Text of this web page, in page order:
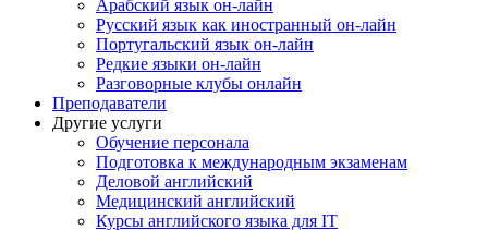
Арабский язык он-лайн
Русский язык как иностранный он-лайн
Португальский язык он-лайн
Редкие языки он-лайн
Разговорные клубы онлайн
Преподаватели
Другие услуги
Обучение персонала
Подготовка к международным экзаменам
Деловой английский
Медицинский английский
Курсы английского языка для IT